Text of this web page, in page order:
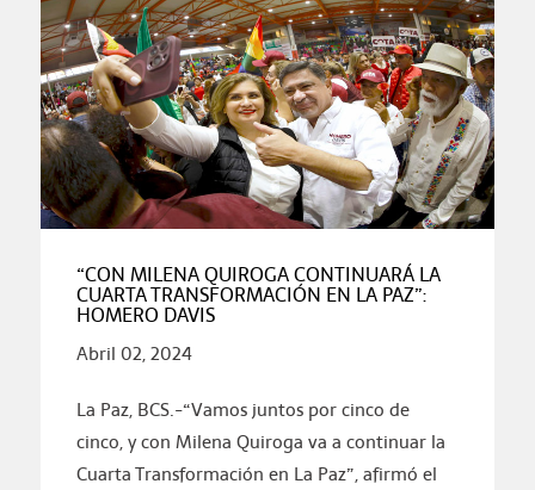
“CON MILENA QUIROGA CONTINUARÁ LA
CUARTA TRANSFORMACIÓN EN LA PAZ”:
HOMERO DAVIS
Abril 02, 2024
La Paz, BCS.-“Vamos juntos por cinco de
cinco, y con Milena Quiroga va a continuar la
Cuarta Transformación en La Paz”, afirmó el